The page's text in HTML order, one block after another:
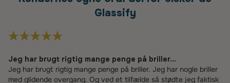
Glassify
Jeg har brugt rigtig mange penge på briller...
Jeg har brugt rigtig mange penge på briller. Jeg har nogle briller
med glidende overgang. Og ved et tilfælde så stødte jeg faktisk